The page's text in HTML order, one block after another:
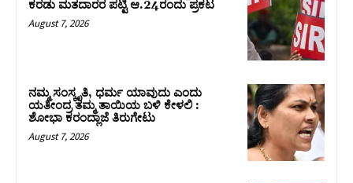
ಕರಡು ಮತದಾರರ ಪಟ್ಟಿ ಆ.24ರಂದು ಪ್ರಕಟ
August 7, 2026
ನಮ್ಮ ಸಂಸ್ಕೃತಿ, ಧರ್ಮ ಯಾವುದು ಎಂದು
ಯತೀಂದ್ರ ತಮ್ಮ ತಾಯಿಯ ಬಳಿ ಕೇಳಲಿ :
ಶೋಭಾ ಕರಂದ್ಲಾಜೆ ತಿರುಗೇಟು
August 7, 2026